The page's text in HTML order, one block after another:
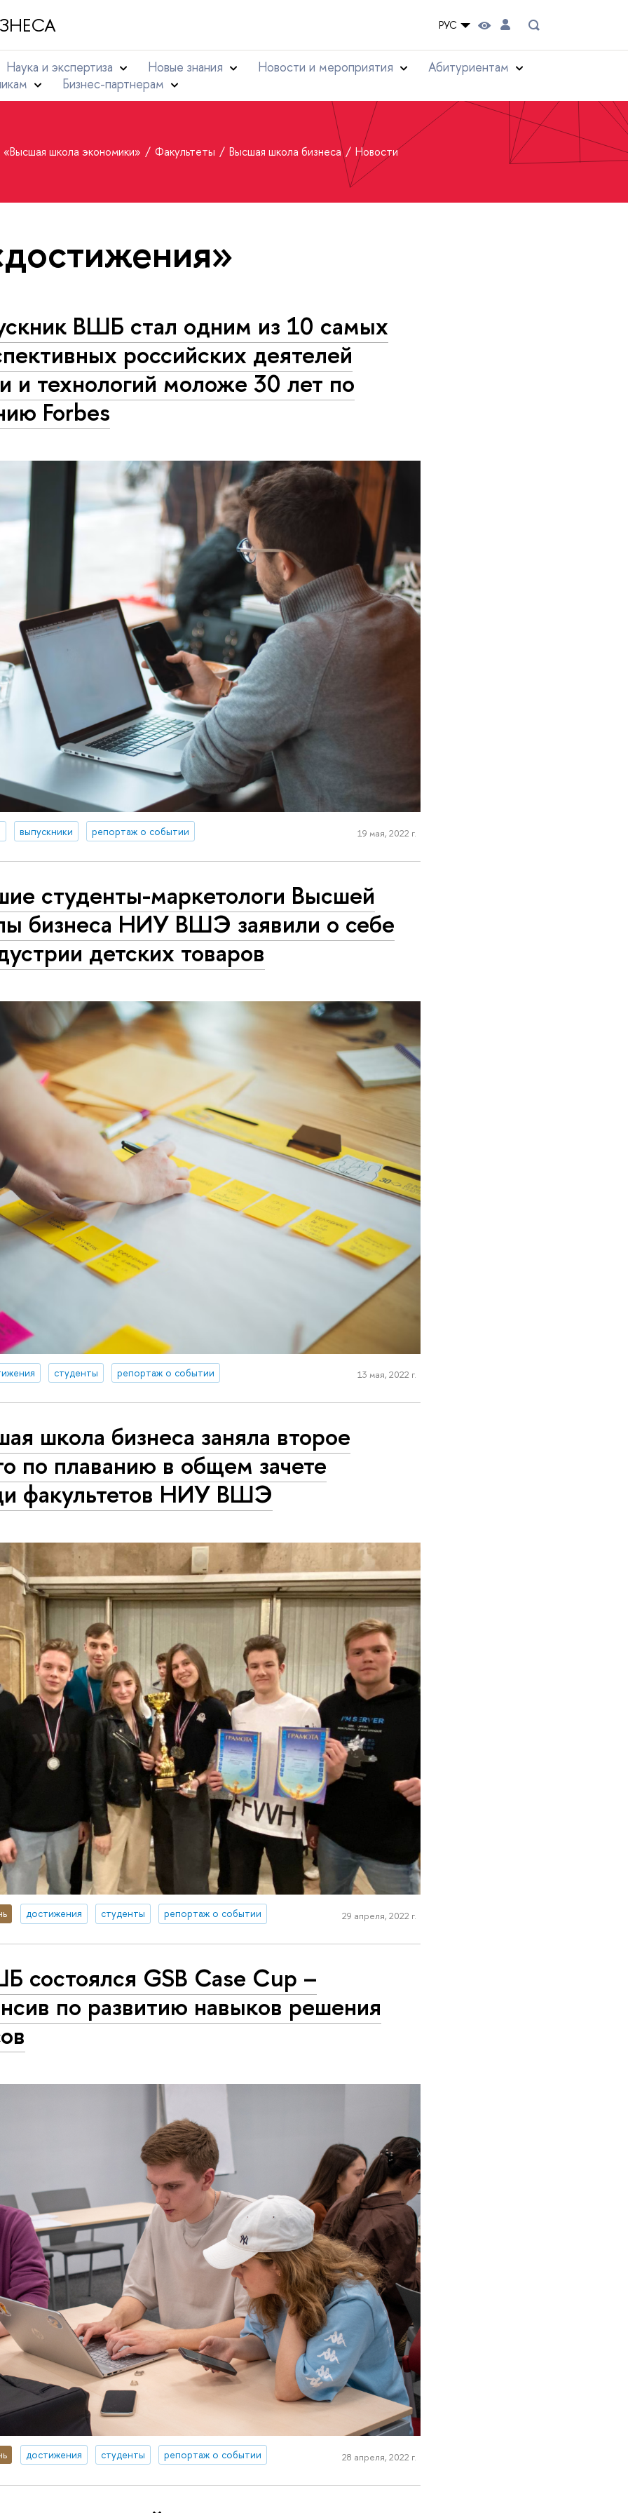
РУС
Наука и экспертиза Новые знания Новости и мероприятия
Абитуриентам
Бизнес-партнерам
«Высшая школа экономики» Факультеты Высшая школа бизнеса Новости
ВШБ стал одним из 10 самых
российских деятелей
и технологий моложе 30 лет по
Forbes
выпускники репортаж о событии 19 мая, 2022 г.
студенты-маркетологи Высшей
бизнеса НИУ ВШЭ заявили о себе
детских товаров
студенты репортаж о событии 13 мая, 2022 г.
школа бизнеса заняла второе
по плаванию в общем зачете
факультетов НИУ ВШЭ
достижения студенты репортаж о событии 29 апреля, 2022 г.
состоялся GSB Case Cup –
по развитию навыков решения
достижения студенты репортаж о событии 28 апреля, 2022 г.